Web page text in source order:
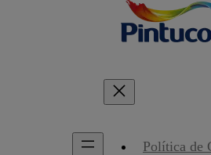
Política de